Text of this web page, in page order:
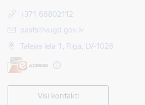
+371 68802112
E-pasts:
pasts@vugd.gov.lv
Talejas iela 1, Rīga, LV-1026
Visi kontakti